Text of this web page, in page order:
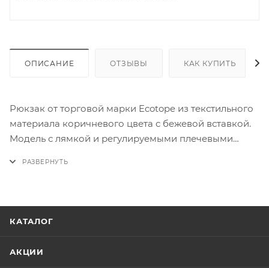
ОПИСАНИЕ ОТЗЫВЫ КАК КУПИТЬ
Рюкзак от торговой марки Ecotope из текстильного
материала коричневого цвета с бежевой вставкой.
Модель с лямкой и регулируемыми плечевыми
КАТАЛОГ
АКЦИИ